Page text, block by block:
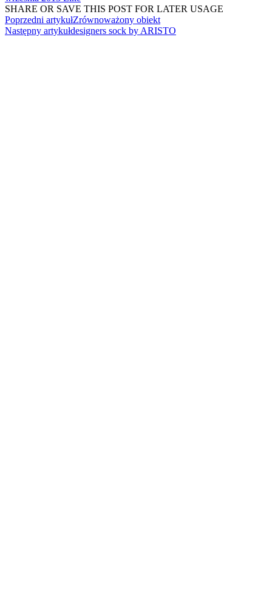
SHARE OR SAVE THIS POST FOR LATER USAGE
Poprzedni artykułZrównoważony obiekt
Następny artykułdesigners sock by ARISTO